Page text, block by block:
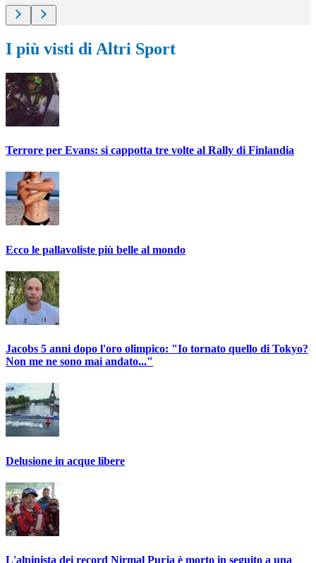
I più visti di Altri Sport
Terrore per Evans: si cappotta tre volte al Rally di Finlandia
Ecco le pallavoliste più belle al mondo
Jacobs 5 anni dopo l'oro olimpico: "Io tornato quello di Tokyo?
Non me ne sono mai andato..."
Delusione in acque libere
L'alpinista dei record Nirmal Purja è morto in seguito a una